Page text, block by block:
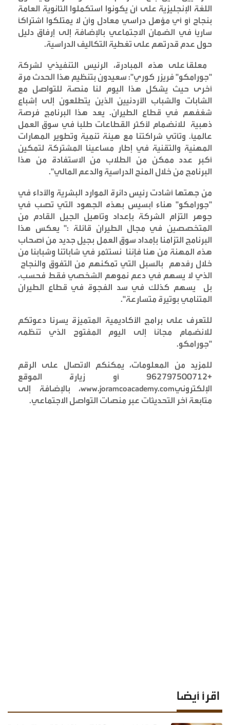
اللغة الإنجليزية على أن يكونوا استكملوا الثانوية العامة
بنجاح أو أي مؤهل دراسي معادل وأن لا يمتلكوا اشتراكاً
سارياً في الضمان الاجتماعي بالإضافة إلى إرفاق دليل
حول عدم قدرتهم على تغطية التكاليف الدراسية.
معلقاً على هذه المبادرة، الرئيس التنفيذي لشركة
"جورامكو" فريزر كوري": سعيدون بتنظيم هذا الحدث مرة
أخرى حيث يشكل هذا اليوم لنا منصة للتواصل مع
الشابات والشباب الأردنيين الذين يتطلعون إلى إشباع
شغفهم في قطاع الطيران. يعد هذا البرنامج فرصة
ذهبية للانضمام لأكثر القطاعات طلباً في سوق العمل
عالمياً. وتأتي شراكتنا مع هيئة تنمية وتطوير المهارات
المهنية والتقنية في إطار مساعينا المشتركة لتمكين
أكبر عدد ممكن من الطلاب من الاستفادة من هذا
البرنامج من خلال المنح الدراسية والدعم المالي".
من جهتها أشادت رئيس دائرة الموارد البشرية والأداء في
"جورامكو" هناء ابسيس بهذه الجهود التي تصب في
جوهر التزام الشركة بإعداد وتأهيل الجيل القادم من
المتخصصين في مجال الطيران قائلة :" يعكس هذا
البرنامج التزامنا بإمداد سوق العمل بجيل جديد من أصحاب
هذه المهنة من هنا فإننا نستثمر في شاباتنا وشبابنا من
خلال رفدهم بالسبل التي تمكنهم من التفوق والنجاح
الذي لا يسهم في دعم نموهم الشخصي فقط فحسب،
بل يسهم كذلك في سد الفجوة في قطاع الطيران
المتنامي بوتيرة متسارعة".
للتعرف على برامج الأكاديمية المتميزة يسرنا دعوتكم
للانضمام مجانًا إلى اليوم المفتوح الذي تنظمه
"جورامكو.
للمزيد من المعلومات، يمكنكم الاتصال على الرقم
+962797500712 أو زيارة الموقع
الإلكترونيwww.joramcoacademy.com، بالإضافة إلى
متابعة آخر التحديثات عبر منصات التواصل الاجتماعي.
اقرأ أيضا